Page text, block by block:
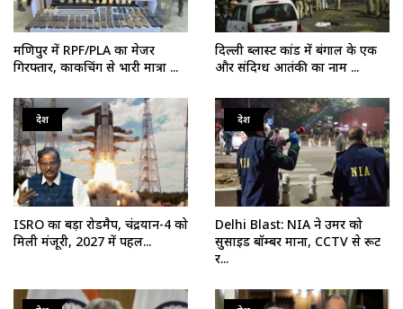
मणिपुर में RPF/PLA का मेजर
गिरफ्तार, काकचिंग से भारी मात्रा ...
दिल्ली ब्लास्ट कांड में बंगाल के एक
और संदिग्ध आतंकी का नाम ...
देश
ISRO का बड़ा रोडमैप, चंद्रयान-4 को
मिली मंजूरी, 2027 में पहल...
देश
Delhi Blast: NIA ने उमर को
सुसाइड बॉम्बर माना, CCTV से रूट
र...